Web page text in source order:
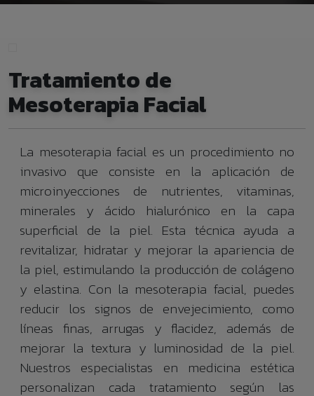
Tratamiento de
Mesoterapia Facial
La mesoterapia facial es un procedimiento no
invasivo que consiste en la aplicación de
microinyecciones de nutrientes, vitaminas,
minerales y ácido hialurónico en la capa
superficial de la piel. Esta técnica ayuda a
revitalizar, hidratar y mejorar la apariencia de
la piel, estimulando la producción de colágeno
y elastina. Con la mesoterapia facial, puedes
reducir los signos de envejecimiento, como
líneas finas, arrugas y flacidez, además de
mejorar la textura y luminosidad de la piel.
Nuestros especialistas en medicina estética
personalizan cada tratamiento según las